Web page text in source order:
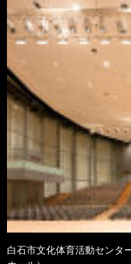
白石市文化体育活動センタ